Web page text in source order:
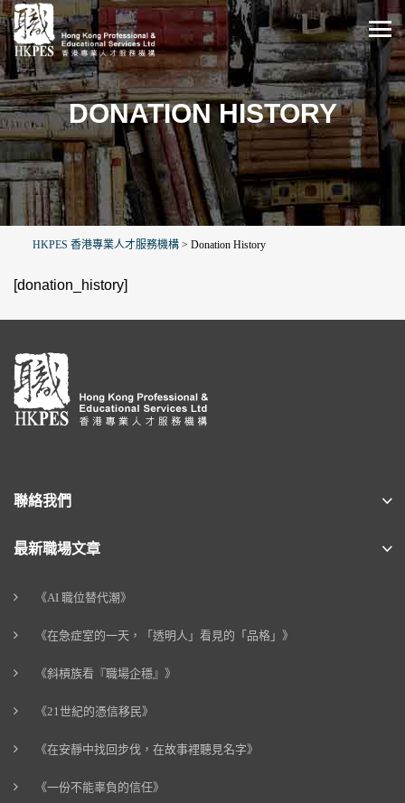
DONATION HISTORY
HKPES 香港專業人才服務機構 > Donation History
[donation_history]
聯絡我們
最新職場文章
《AI 職位替代潮》
《在急症室的一天，「透明人」看見的「品格」》
《斜槓族看『職場企穩』》
《21世紀的憑信移民》
《在安靜中找回步伐，在故事裡聽見名字》
《一份不能辜負的信任》